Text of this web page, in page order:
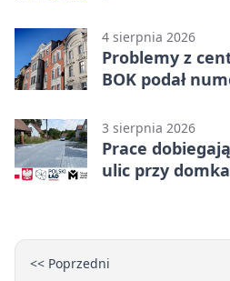
4 sierpnia 2026
Problemy z
BOK podał
3 sierpnia 2026
Prace
ulic przy
<< Poprzedni